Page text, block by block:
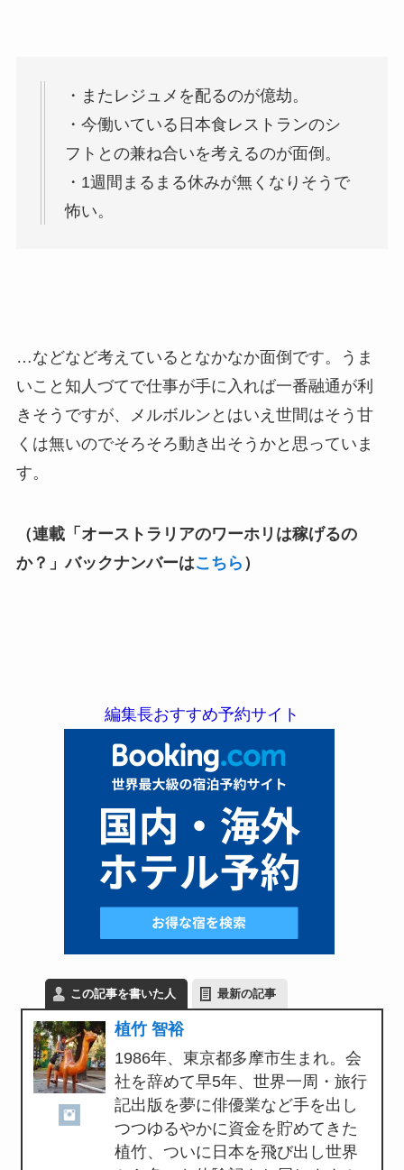
・またレジュメを配るのが億劫。
・今働いている日本食レストランのシ
フトとの兼ね合いを考えるのが面倒。
・1週間まるまる休みが無くなりそうで
怖い。
…などなど考えているとなかなか面倒です。うま
いこと知人づてで仕事が手に入れば一番融通が利
きそうですが、メルボルンとはいえ世間はそう甘
くは無いのでそろそろ動き出そうかと思っていま
す。
（連載「オーストラリアのワーホリは稼げるの
か？​」バックナンバーはこちら ）
編集長おすすめ予約サイト
この記事を書いた人 最新の記事
植竹 智裕
1986年、東京都多摩市生まれ。会
社を辞めて早5年、世界一周・旅行
記出版を夢に俳優業など手を出し
つつゆるやかに資金を貯めてきた
植竹、ついに日本を飛び出し世界